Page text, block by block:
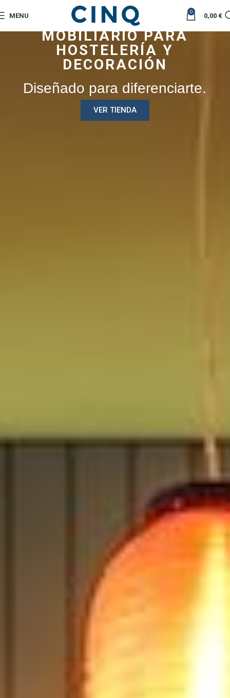
MENU 0 0,00 €
MOBILIARIO PARA
HOSTELERÍA Y
DECORACIÓN
Diseñado para diferenciarte.
VER TIENDA